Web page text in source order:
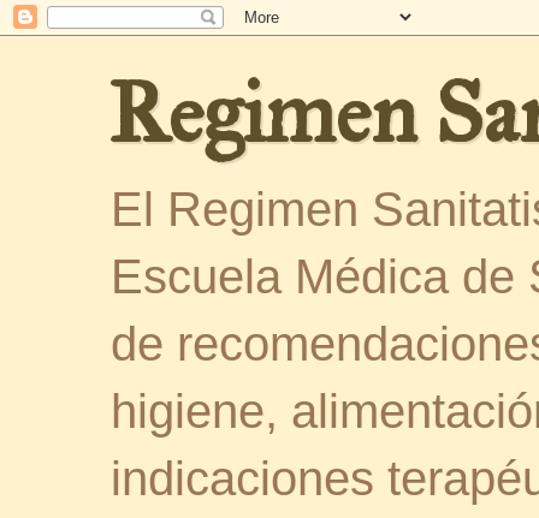
Regimen
El Regimen
Escuela Médica de
de
higiene,
indicaciones